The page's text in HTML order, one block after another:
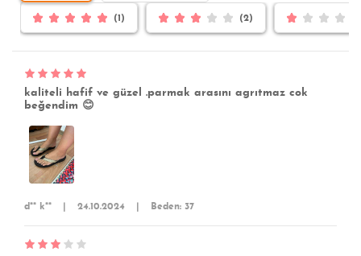
(1) (2)
kaliteli hafif ve güzel .parmak arasını agrıtmaz cok
beğendim 😊
d** k** 24.10.2024 Beden: 37